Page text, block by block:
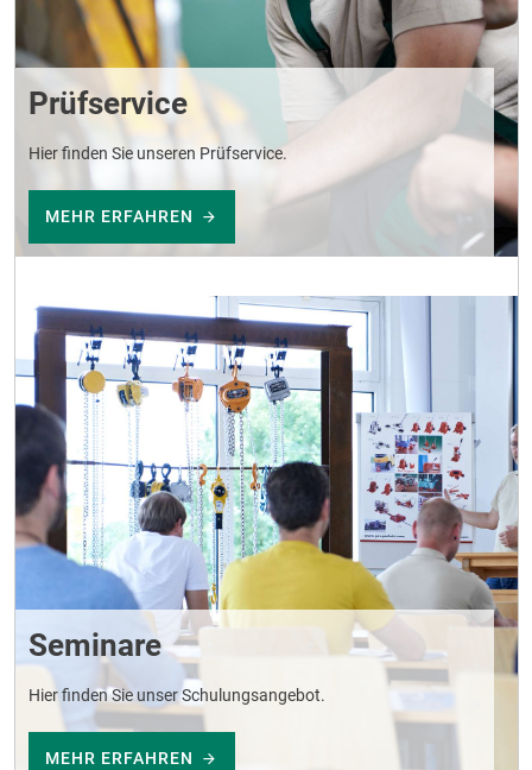
Prüfservice
Hier finden Sie unseren Prüfservice.
MEHR ERFAHREN
Seminare
Hier finden Sie unser Schulungsangebot.
MEHR ERFAHREN